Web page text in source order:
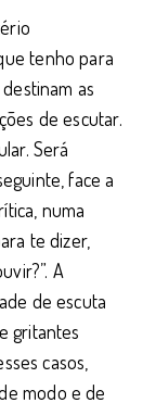
tenho para
as
de escutar.
Será
face a
numa
te dizer,
A
de escuta
gritantes
casos,
modo e de